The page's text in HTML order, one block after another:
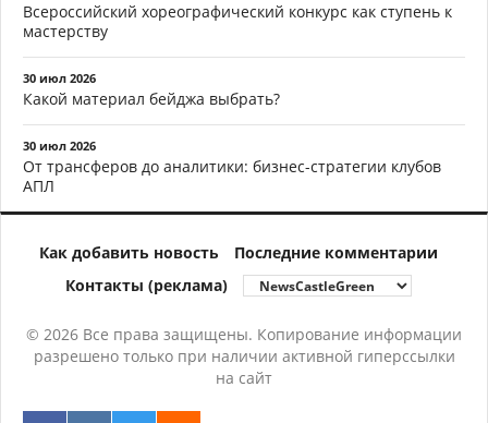
Всероссийский хореографический конкурс как ступень к
мастерству
30 июл 2026
Какой материал бейджа выбрать?
30 июл 2026
От трансферов до аналитики: бизнес-стратегии клубов
АПЛ
Как добавить новость
Последние комментарии
Контакты (реклама)
© 2026 Все права защищены. Копирование информации
разрешено только при наличии активной гиперссылки
на сайт